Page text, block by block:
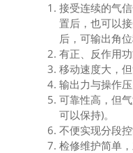
接受连续的气
置后，也可以
后，可输出角位
有正、反作用功
移动速度大，
输出力与操作压
可靠性高，但
可以保持)。
不便实现分段控
检修维护简单